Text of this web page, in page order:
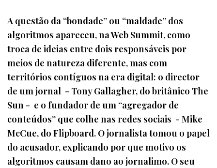
A questão da “bondade” ou “maldade” dos
algoritmos apareceu, na Web Summit, como
troca de ideias entre dois responsáveis por
meios de natureza diferente, mas com
territórios contíguos na era digital: o director
de um jornal - Tony Gallagher, do britânico The
Sun - e o fundador de um “agregador de
conteúdos” que colhe nas redes sociais - Mike
McCue, do Flipboard. O jornalista tomou o papel
do acusador, explicando por que motivo os
algoritmos causam dano ao jornalimo. O seu